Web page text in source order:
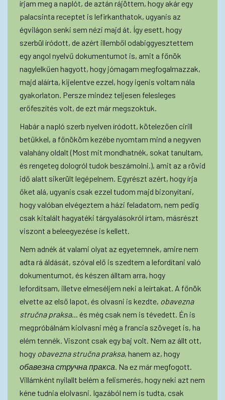
írjam meg a naplót, de aztán rájöttem, hogy akár egy
palacsinta receptet is lefirkanthatok, ugyanis az
égvilágon senki sem nézi majd át. Így esett, hogy
szerbül íródott, de azért illemből odabiggyesztettem
egy angol nyelvű dokumentumot is, amit a főnök
nagylelkűen hagyott, hogy jómagam megfogalmazzak,
majd aláírta, kijelentve ezzel, hogy igenis voltam nála
gyakorlaton. Persze mindez teljesen felesleges
erőfeszítés volt, de ezt már megszoktuk.
Habár a napló szerb nyelven íródott, kötelezően cirill
betűkkel, a főnököm kezébe nyomtam mind a negyven
valahány oldalt (Most mit mondhatnék, sokat tanultam,
és rengeteg dologról tudok beszámolni.), amit az a rövid
idő alatt sikerült legépelnem. Egyrészt azért, hogy írja
őket alá, ugyanis csak ezzel tudom majd bizonyítani,
hogy valóban elvégeztem a házi feladatom, nem pedig
csak kitalált hagyatéki tárgyalásokról írtam, másrészt
viszont a beleegyezése is kellett.
Nem adnék át valami olyat az egyetemnek, amire nem
adta rá áldását, szóval elő is szedtem a lefordítani való
dokumentumot, és készen álltam arra, hogy
lefordítsam, illetve elmeséljem neki a leírtakat. A főnök
elvette az első lapot, és olvasni is kezdte, obavezna
stručna praksa... és még csak nem is tévedett. Én is
megpróbálnám kiolvasni még a francia szöveget is, ha
elém tennék. Viszont csak egy baj volt. Nem az állt ott,
hogy obavezna stručna praksa, hanem az, hogy
обавезна стручна пракса . Na ez már megfogott.
Villámként nyilallt belém a felismerés, hogy neki azt nem
kéne tudnia elolvasni. Igazából nem is tudta, csak